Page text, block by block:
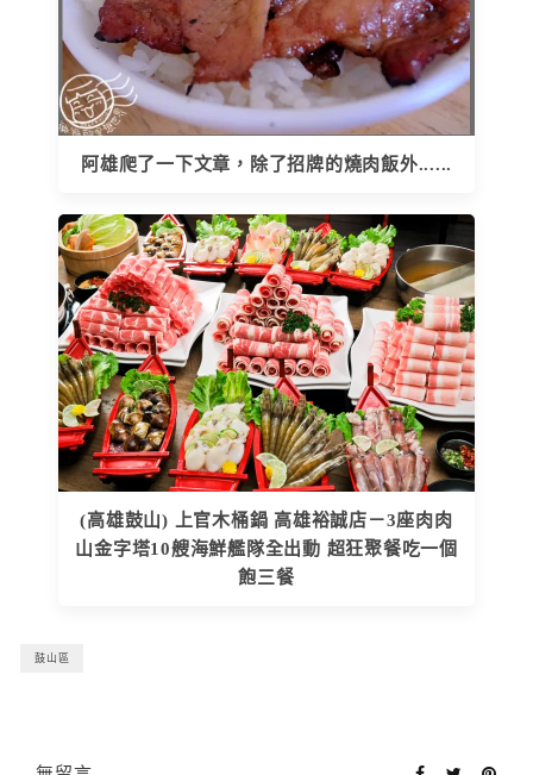
阿雄爬了一下文章，除了招牌的燒肉飯外......
(高雄鼓山) 上官木桶鍋 高雄裕誠店－3座肉肉
山金字塔10艘海鮮艦隊全出動 超狂聚餐吃一個
飽三餐
鼓山區